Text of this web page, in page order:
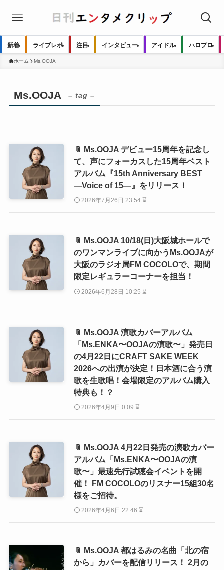
新着 ライブレポ 注目 インタビュー アイドル ハロプロ
ホーム Ms.OOJA
Ms.OOJA – tag –
📎 Ms.OOJA デビュー15周年を記念し
て、声にフォーカスした15周年ベスト
アルバム『15th Anniversary BEST
―Voice of 15―』をリリース！
2026年7月26日 23:54 ⌛
📎 Ms.OOJA 10/18(日)大阪城ホールで
のワンマンライブに向かうMs.OOJAが
大阪のラジオ局FM COCOLOで、期間
限定レギュラーコーナーを担当！
2026年6月28日 10:25 ⌛
📎 Ms.OOJA 演歌カバーアルバム
「Ms.ENKA〜OOJAの演歌〜」発売日
の4月22日にCRAFT SAKE WEEK
2026への出演が決定！日本酒に合う演
歌を生歌唱！会場限定のアルバム購入
特典も！？
2026年4月9日 0:09 ⌛
📎 Ms.OOJA 4月22日発売の演歌カバー
アルバム「Ms.ENKA〜OOJAの演
歌〜」最速先行試聴会イベントを開
催！ FM COCOLOのリスナー15組30名
様をご招待。
2026年4月6日 22:46 ⌛
📎 Ms.OOJA 都はるみの名曲「北の宿
から」カバーを配信リリース！ 2月の